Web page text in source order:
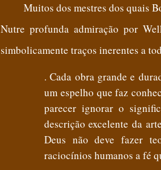
Muitos dos mestres dos quais
Nutre profunda admiração por
simbolicamente traços inerentes a
. Cada obra grande e
um espelho que faz
parecer ignorar o
descrição excelente da
Deus não deve fazer
raciocínios humanos a fé